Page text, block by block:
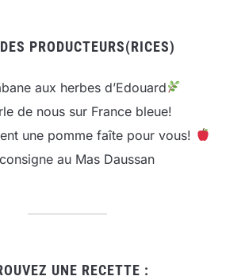
PRODUCTEURS(RICES)
aux herbes d’Edouard
de nous sur France bleue!
une pomme faîte pour vous!
au Mas Daussan
UNE RECETTE :